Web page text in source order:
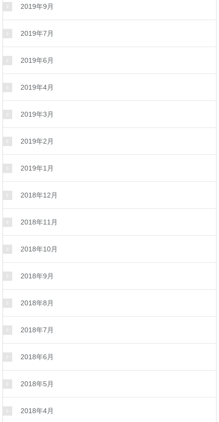
2019年9月
2019年7月
2019年6月
2019年4月
2019年3月
2019年2月
2019年1月
2018年12月
2018年11月
2018年10月
2018年9月
2018年8月
2018年7月
2018年6月
2018年5月
2018年4月